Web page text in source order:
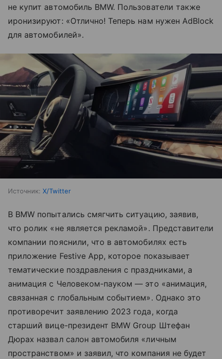
не купит автомобиль BMW. Пользователи также
иронизируют: «Отлично! Теперь нам нужен AdBlock
для автомобилей».
Источник: X/Twitter
В BMW попытались смягчить ситуацию, заявив,
что ролик «не является рекламой». Представители
компании пояснили, что в автомобилях есть
приложение Festive App, которое показывает
тематические поздравления с праздниками, а
анимация с Человеком-пауком — это «анимация,
связанная с глобальным событием». Однако это
противоречит заявлению 2023 года, когда
старший вице-президент BMW Group Штефан
Дюрах назвал салон автомобиля «личным
пространством» и заявил, что компания не будет